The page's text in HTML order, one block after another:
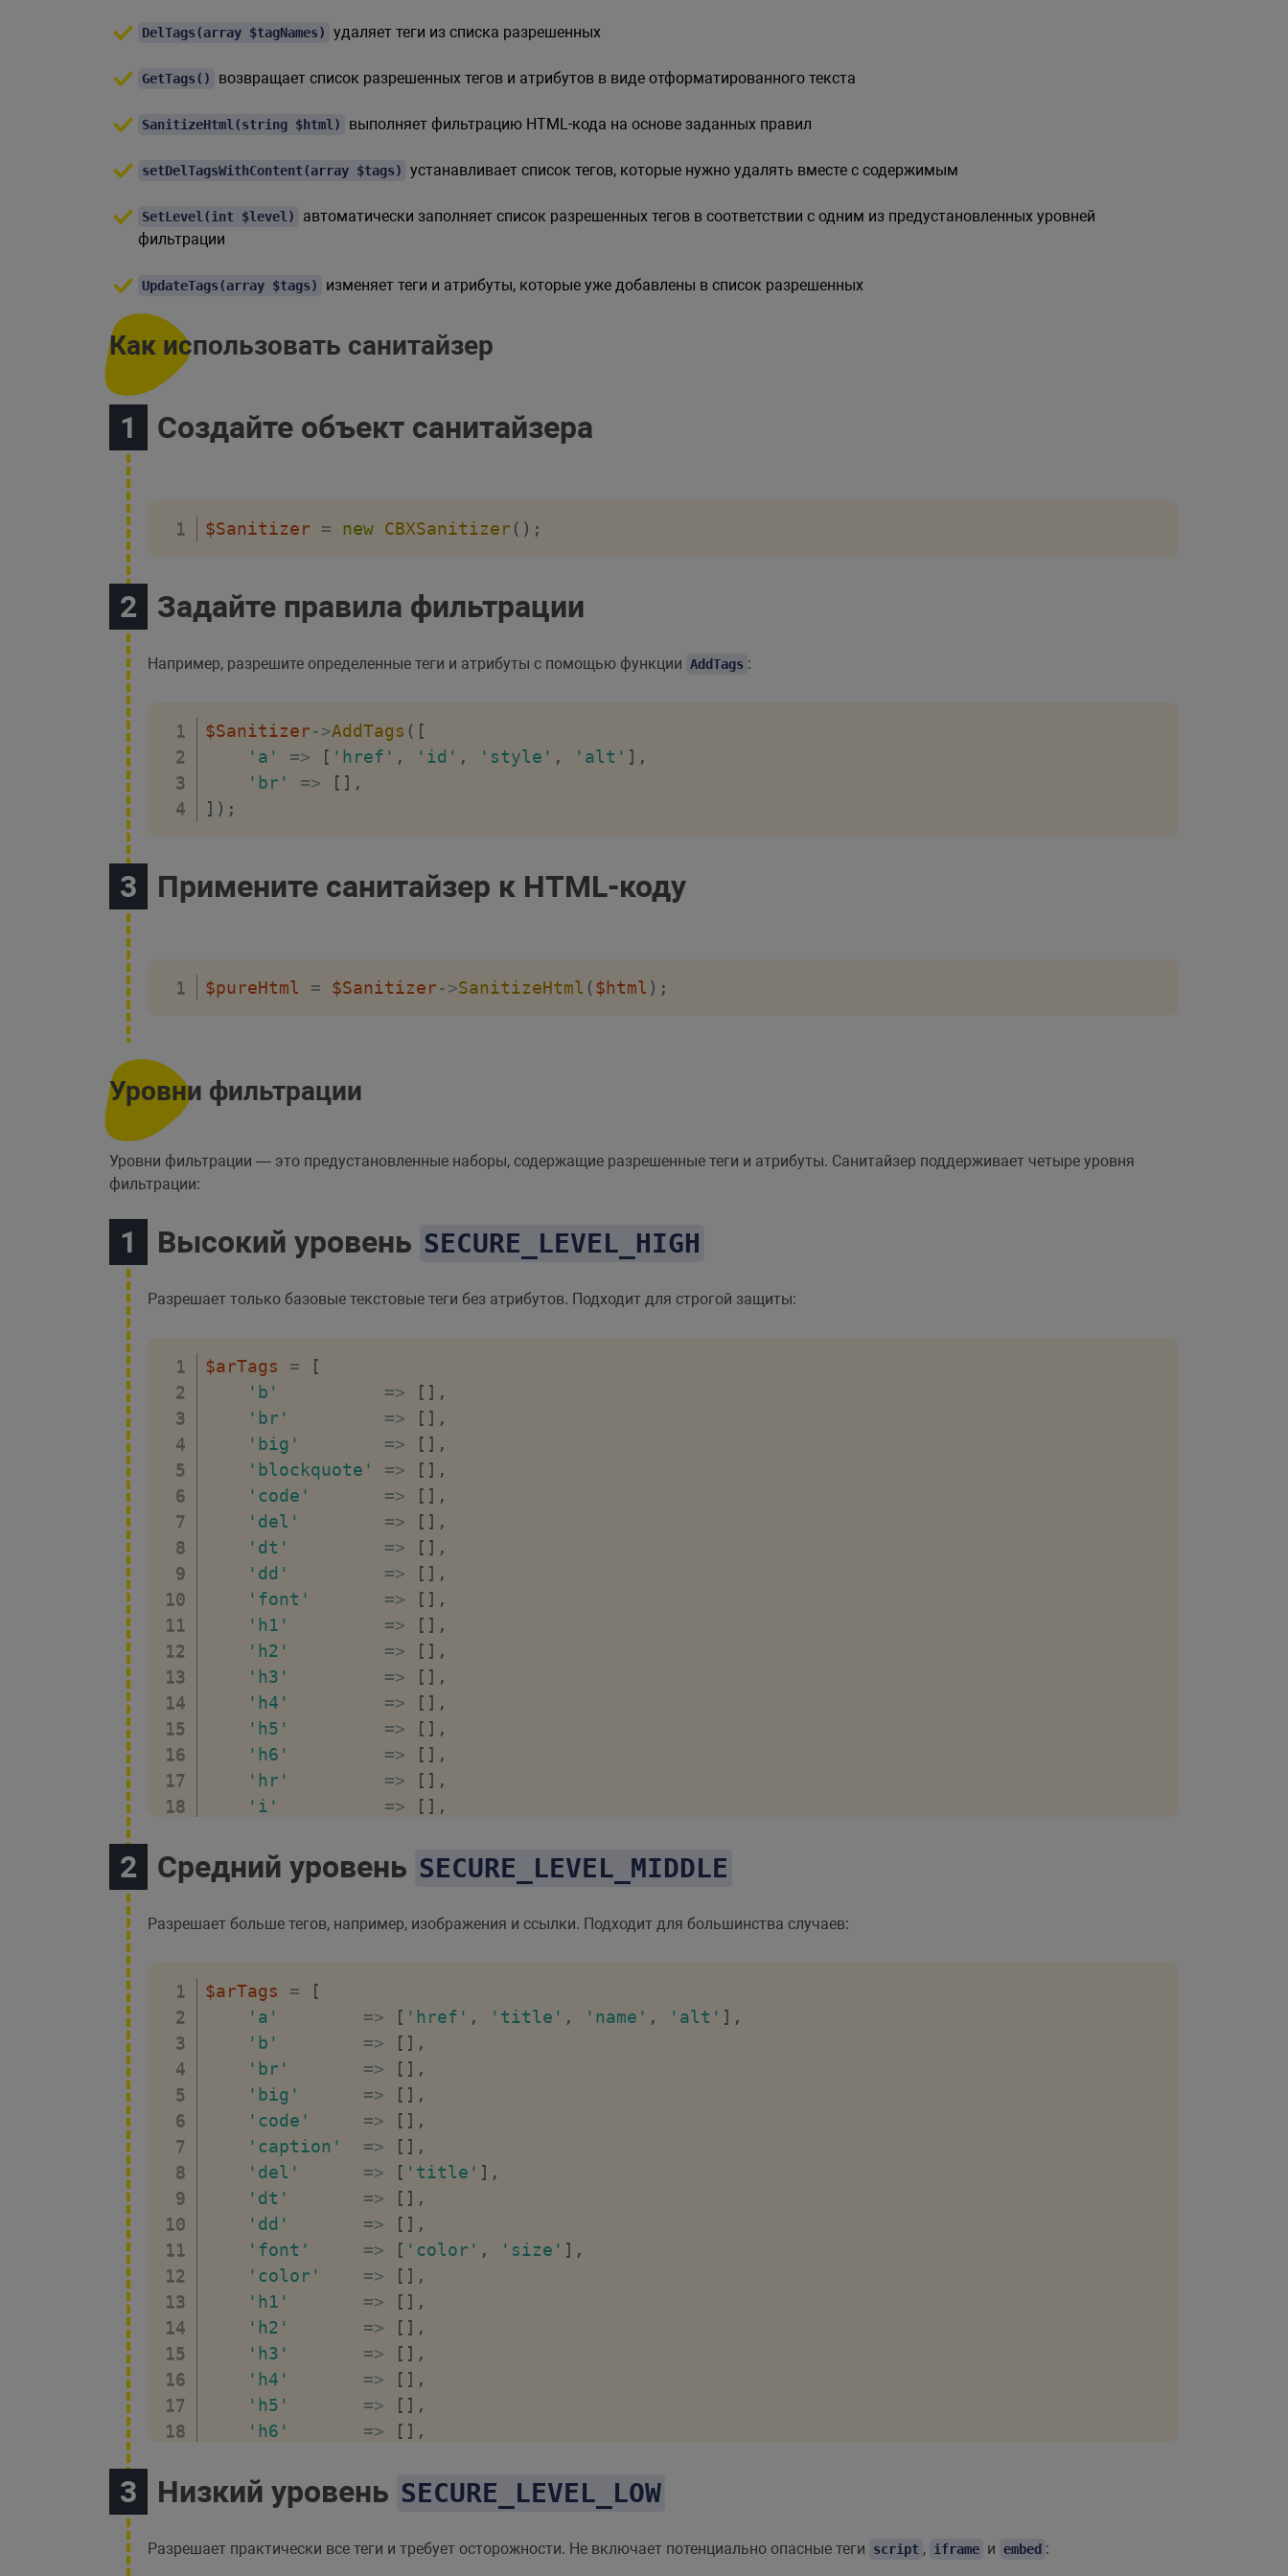
DelTags(array $tagNames) удаляет теги из списка разрешенных
GetTags() возвращает список разрешенных тегов и атрибутов в виде отформатированного текста
SanitizeHtml(string $html) выполняет фильтрацию HTML-кода на основе заданных правил
setDelTagsWithContent(array $tags) устанавливает список тегов, которые нужно удалять вместе с содержимым
SetLevel(int $level)
автоматически заполняет список разрешенных тегов в соответствии с одним из предустановленных уровней
фильтрации
UpdateTags(array $tags) изменяет теги и атрибуты, которые уже добавлены в список разрешенных
Как использовать санитайзер
Создайте объект санитайзера
$Sanitizer = new CBXSanitizer ( ) ;
Задайте правила фильтрации
Например, разрешите определенные теги и атрибуты с помощью функции AddTags :
$Sanitizer->AddTags ( [
'a'
=> [ 'href' , 'id' , 'style' , 'alt' ] ,
'br'
=> [ ] ,
] ) ;
Примените санитайзер к HTML-коду
$pureHtml = $Sanitizer->SanitizeHtml ($html ) ;
Уровни фильтрации
Уровни фильтрации — это предустановленные наборы, содержащие разрешенные теги и атрибуты. Санитайзер поддерживает четыре уровня
фильтрации:
Высокий уровень SECURE_LEVEL_HIGH
Разрешает только базовые текстовые теги без атрибутов. Подходит для строгой защиты:
$arTags =
[
'b'
=> [ ] ,
'br'
=> [ ] ,
'big'
=> [ ] ,
'blockquote'
=> [ ] ,
'code'
=> [ ] ,
'del'
=> [ ] ,
'dt'
=> [ ] ,
'dd'
=> [ ] ,
'font'
=> [ ] ,
'h1'
=> [ ] ,
'h2'
=> [ ] ,
'h3'
=> [ ] ,
'h4'
=> [ ] ,
'h5'
=> [ ] ,
'h6'
=> [ ] ,
'hr'
=> [ ] ,
'i'
=> [ ] ,
'li'
=> [] ,
'ol'
=> [] ,
'small'
=> [],
'sub'
'sup'
=> [],
'strong'
=>
'pre'
=>
'u'
=>
'ul'
=>
Средний уровень SECURE_LEVEL_MIDDLE
Разрешает больше тегов, например, изображения и ссылки. Подходит для большинства случаев:
$arTags =
[
'a'
=> [ 'href' , 'title' , 'name' , 'alt' ] ,
'b'
=> [ ] ,
'br'
=> [ ] ,
'big'
=> [ ] ,
'code'
=> [ ] ,
'caption'
=> [ ] ,
'del'
=> [ 'title' ] ,
'dt'
=> [ ] ,
'dd'
=> [ ] ,
'font'
=> [ 'color' , 'size' ] ,
'color'
=> [ ] ,
'h1'
=> [ ] ,
'h2'
=> [ ] ,
'h3'
=> [ ] ,
'h4'
=> [ ] ,
'h5'
=> [ ] ,
'h6'
=> [ ] ,
'i'
=> [] ,
'img'
=> ['src', 'alt', 'height', 'width'
'li'
=> [],
Низкий уровень SECURE_LEVEL_LOW
Разрешает практически все теги и требует осторожности. Не включает потенциально опасные теги script , iframe и embed :